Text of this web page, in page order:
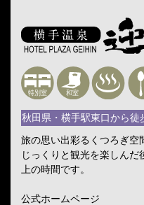
秋田県・横手駅東口から徒
旅の思い出彩るくつろぎ空
じっくりと観光を楽しん
上の時間です。
公式ホームページ